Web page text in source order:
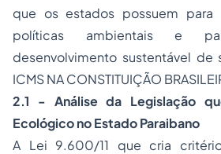
que os estados possuem para
políticas ambientais e
desenvolvimento sustentável de
ICMS NA CONSTITUIÇÃO
2.1 - Análise da Legislação
Ecológico no Estado Paraibano
A Lei 9.600/11 que cria